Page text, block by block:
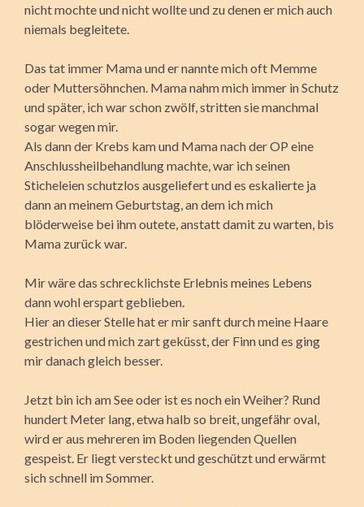
nicht mochte und nicht wollte und zu denen er mich auch
niemals begleitete.
Das tat immer Mama und er nannte mich oft Memme
oder Muttersöhnchen. Mama nahm mich immer in Schutz
und später, ich war schon zwölf, stritten sie manchmal
sogar wegen mir.
Als dann der Krebs kam und Mama nach der OP eine
Anschlussheilbehandlung machte, war ich seinen
Sticheleien schutzlos ausgeliefert und es eskalierte ja
dann an meinem Geburtstag, an dem ich mich
blöderweise bei ihm outete, anstatt damit zu warten, bis
Mama zurück war.
Mir wäre das schrecklichste Erlebnis meines Lebens
dann wohl erspart geblieben.
Hier an dieser Stelle hat er mir sanft durch meine Haare
gestrichen und mich zart geküsst, der Finn und es ging
mir danach gleich besser.
Jetzt bin ich am See oder ist es noch ein Weiher? Rund
hundert Meter lang, etwa halb so breit, ungefähr oval,
wird er aus mehreren im Boden liegenden Quellen
gespeist. Er liegt versteckt und geschützt und erwärmt
sich schnell im Sommer.